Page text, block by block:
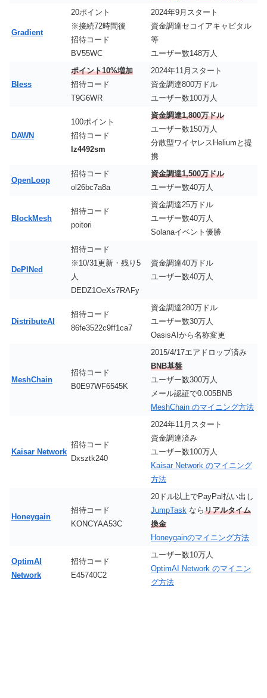
Gradient
20ポイント
※接続72時間後
招待コード
BV55WC
2024年9月スタート
資金調達セコイアキャピタル
等
ユーザー数148万人
Bless
ポイント10%増加
招待コード
T9G6WR
2024年11月スタート
資金調達800万ドル
ユーザー数100万人
DAWN
100ポイント
招待コード
lz4492sm
資金調達1,800万ドル
ユーザー数150万人
分散型ワイヤレスHeliumと提
携
OpenLoop
招待コード
ol26bc7a8a
資金調達1,500万ドル
ユーザー数40万人
BlockMesh
招待コード
poitori
資金調達25万ドル
ユーザー数40万人
Solanaイベント優勝
DePINed
招待コード
※10/31更新・残り5
人
DEDZ1OeXs7RAFy
資金調達40万ドル
ユーザー数40万人
DistributeAI
招待コード
86fe3522c9ff1ca7
資金調達280万ドル
ユーザー数30万人
OasisAIから名称変更
MeshChain
招待コード
B0E97WF6545K
2015/4/17エアドロップ済み
BNB基盤
ユーザー数300万人
メール認証で0.005BNB
MeshChain のマイニング方法
Kaisar Network
招待コード
Dxsztk240
2024年11月スタート
資金調達済み
ユーザー数100万人
Kaisar Network のマイニング
方法
Honeygain
招待コード
KONCYAA53C
20ドル以上でPayPal払い出し
JumpTask ならリアルタイム
換金
Honeygainのマイニング方法
OptimAI
Network
招待コード
E45740C2
ユーザー数10万人
OptimAI Network のマイニン
グ方法